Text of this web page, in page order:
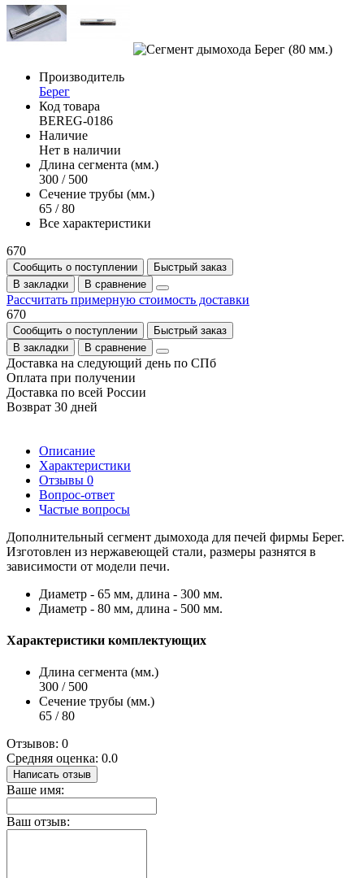
Производитель
Берег
Код товара
BEREG-0186
Наличие
Нет в наличии
Длина сегмента (мм.)
300 / 500
Сечение трубы (мм.)
65 / 80
Все характеристики
670
Сообщить о поступлении
Быстрый заказ
В закладки
В сравнение
Рассчитать примерную стоимость доставки
670
Сообщить о поступлении
Быстрый заказ
В закладки
В сравнение
Доставка на следующий день по СПб
Оплата при получении
Доставка по всей России
Возврат 30 дней
Описание
Характеристики
Отзывы 0
Вопрос-ответ
Частые вопросы
Дополнительный сегмент дымохода для печей фирмы Берег.
Изготовлен из нержавеющей стали, размеры разнятся в
зависимости от модели печи.
Диаметр - 65 мм, длина - 300 мм.
Диаметр - 80 мм, длина - 500 мм.
Характеристики комплектующих
Длина сегмента (мм.)
300 / 500
Сечение трубы (мм.)
65 / 80
Отзывов: 0
Средняя оценка: 0.0
Написать отзыв
Ваше имя:
Ваш отзыв: